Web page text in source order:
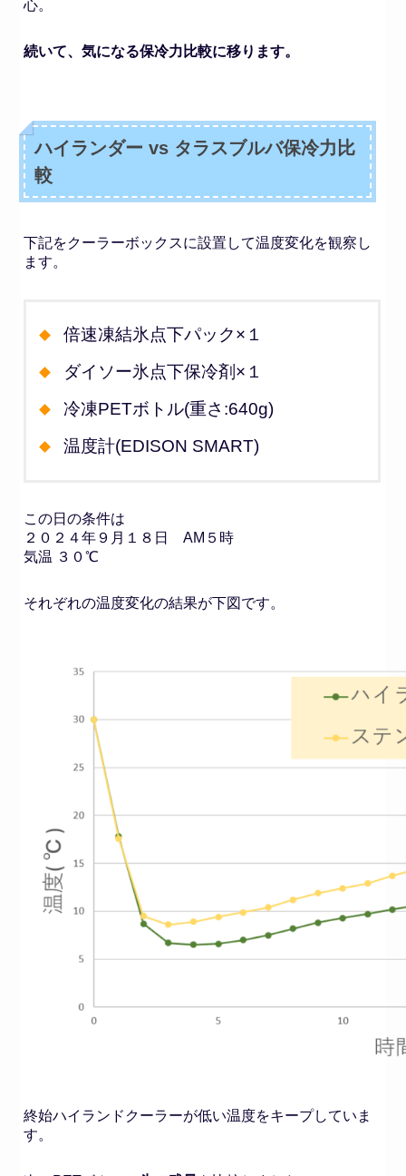
心。
続いて、気になる保冷力比較に移ります。
ハイランダー vs タラスブルバ保冷力比
較
下記をクーラーボックスに設置して温度変化を観察し
ます。
倍速凍結氷点下パック×１
ダイソー氷点下保冷剤×１
冷凍PETボトル(重さ:640g)
温度計(EDISON SMART)
この日の条件は
２０２４年９月１８日 AM５時
気温 ３０℃
それぞれの温度変化の結果が下図です。
終始ハイランドクーラーが低い温度をキープしていま
す。